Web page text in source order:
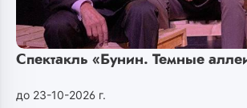
Спектакль «Бунин. Темные
до 23-10-2026 г.